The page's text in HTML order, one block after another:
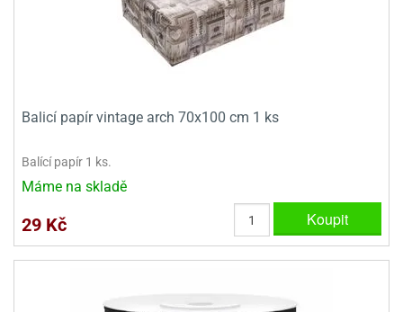
Balicí papír vintage arch 70x100 cm 1 ks
Balící papír 1 ks.
Máme na skladě
29 Kč Koupit